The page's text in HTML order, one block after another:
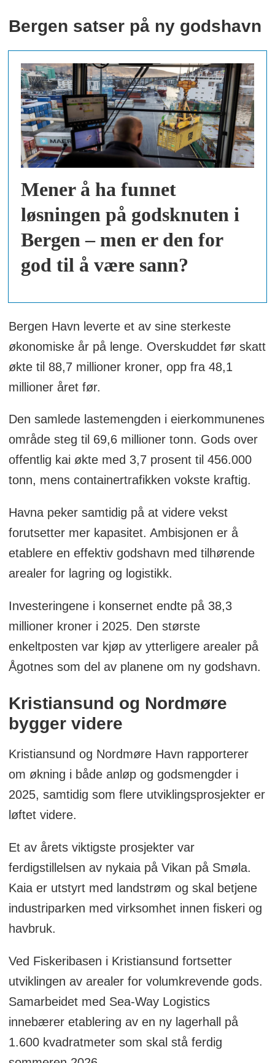
Bergen satser på ny godshavn
Mener å ha funnet
løsningen på godsknuten i
Bergen – men er den for
god til å være sann?
Bergen Havn leverte et av sine sterkeste
økonomiske år på lenge. Overskuddet før skatt
økte til 88,7 millioner kroner, opp fra 48,1
millioner året før.
Den samlede lastemengden i eierkommunenes
område steg til 69,6 millioner tonn. Gods over
offentlig kai økte med 3,7 prosent til 456.000
tonn, mens containertrafikken vokste kraftig.
Havna peker samtidig på at videre vekst
forutsetter mer kapasitet. Ambisjonen er å
etablere en effektiv godshavn med tilhørende
arealer for lagring og logistikk.
Investeringene i konsernet endte på 38,3
millioner kroner i 2025. Den største
enkeltposten var kjøp av ytterligere arealer på
Ågotnes som del av planene om ny godshavn.
Kristiansund og Nordmøre
bygger videre
Kristiansund og Nordmøre Havn rapporterer
om økning i både anløp og godsmengder i
2025, samtidig som flere utviklingsprosjekter er
løftet videre.
Et av årets viktigste prosjekter var
ferdigstillelsen av nykaia på Vikan på Smøla.
Kaia er utstyrt med landstrøm og skal betjene
industriparken med virksomhet innen fiskeri og
havbruk.
Ved Fiskeribasen i Kristiansund fortsetter
utviklingen av arealer for volumkrevende gods.
Samarbeidet med Sea-Way Logistics
innebærer etablering av en ny lagerhall på
1.600 kvadratmeter som skal stå ferdig